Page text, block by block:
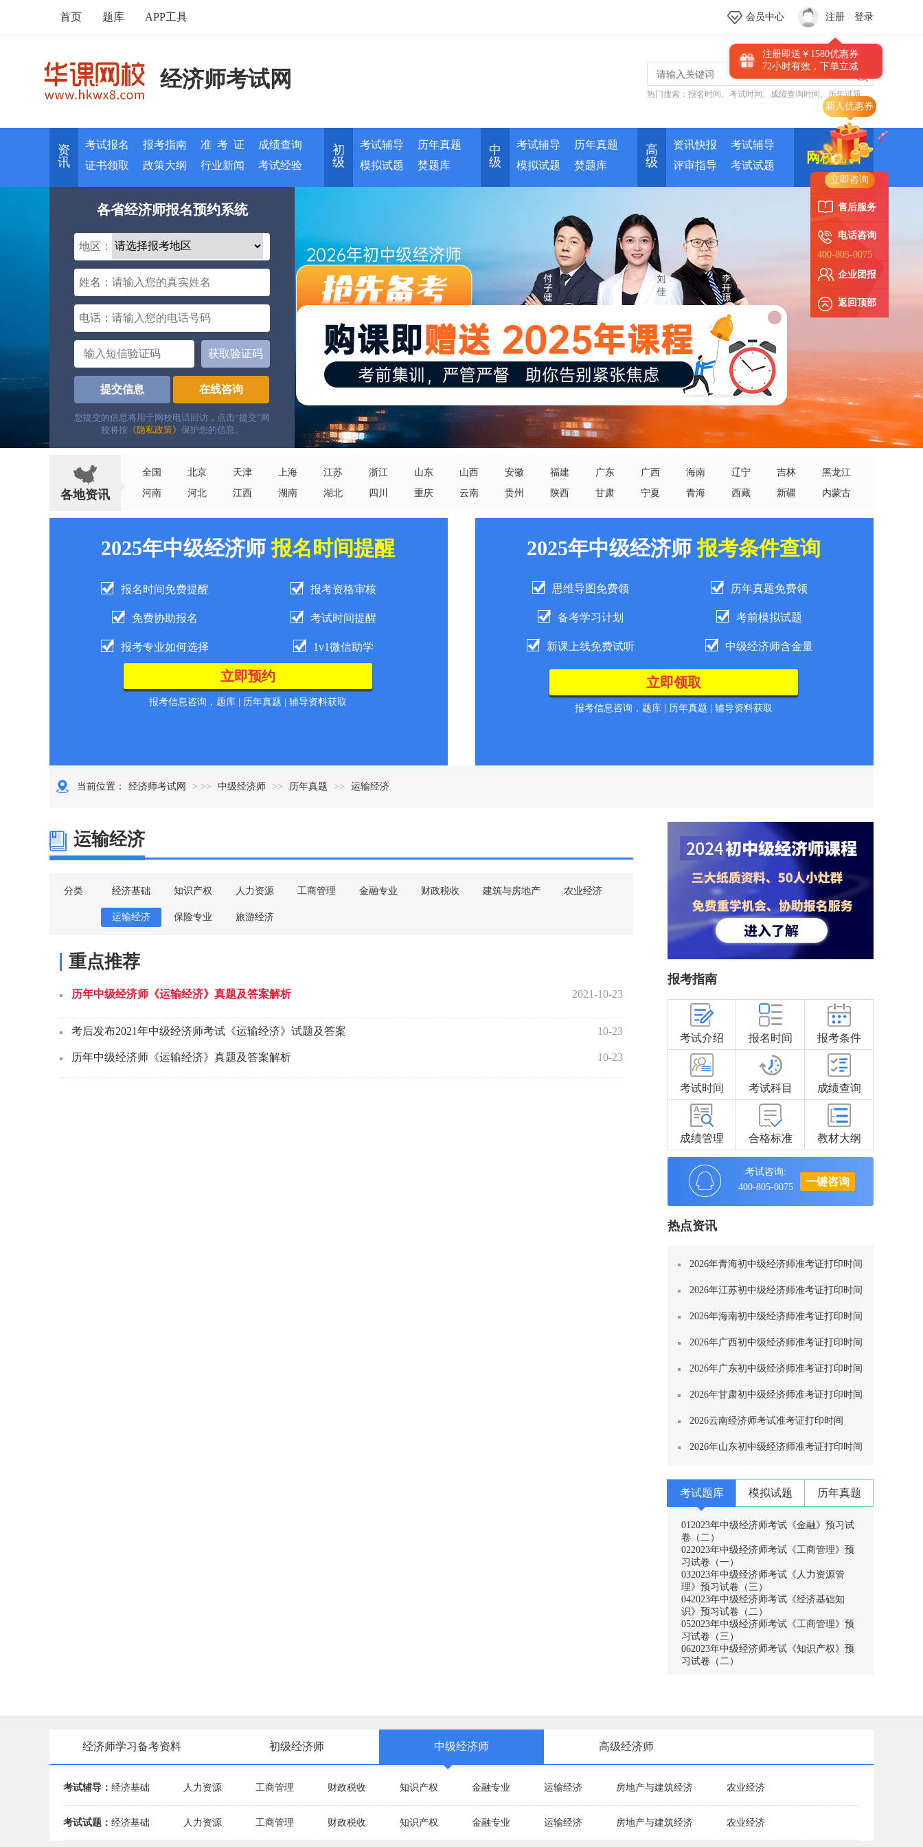
新人优惠券
立即咨询
售后服务
电话咨询
400-805-0075
企业团报
返回顶部
首页 题库 APP工具 会员中心 注册 / 登录
注册即送￥1580优惠券
72小时有效，下单立减
经济师考试网
热门搜索： 报名时间 、 考试时间 、 成绩查询时间 、 历年试题
资
讯
考试报名 报考指南 准 考 证
成绩查询
证书领取
政策大纲 行业新闻 考试经验
初
级
考试辅导
历年真题
模拟试题
焚题库
中
级
考试辅导
历年真题
模拟试题
焚题库
高
级
资讯快报
考试辅导
评审指导
考试试题
网校培训
各省经济师报名预约系统
地区：
姓名：
电话：
获取验证码
提交信息 在线咨询
您提交的信息将用于网校电话回访，点击“提交”网
校将按 《隐私政策》 保护您的信息。
各地资讯
全国 北京 天津 上海 江苏 浙江 山东 山西 安徽 福建 广东 广西 海南 辽宁 吉林
黑龙江
河南
河北 江西 湖南 湖北 四川 重庆 云南 贵州 陕西 甘肃 宁夏 青海 西藏 新疆 内蒙古
2025年中级经济师报名时间提醒
报名时间免费提醒 报考资格审核
免费协助报名 考试时间提醒
报考专业如何选择 1v1微信助学
报考信息咨询，题库 | 历年真题 | 辅导资料获取
2025年中级经济师报考条件查询
思维导图免费领 历年真题免费领
备考学习计划 考前模拟试题
新课上线免费试听 中级经济师含金量
报考信息咨询，题库 | 历年真题 | 辅导资料获取
当前位置： 经济师考试网 > >> 中级经济师 >> 历年真题 >> 运输经济
运输经济
分类 经济基础 知识产权 人力资源 工商管理 金融专业 财政税收 建筑与房地产 农业经济
运输经济 保险专业 旅游经济
重点推荐
历年中级经济师《运输经济》真题及答案解析 2021-10-23
考后发布2021年中级经济师考试《运输经济》试题及答案 10-23
历年中级经济师《运输经济》真题及答案解析 10-23
报考指南
考试介绍 报名时间 报考条件
考试时间 考试科目 成绩查询
成绩管理 合格标准 教材大纲
考试咨询:
400-805-0075
一键咨询
热点资讯
2026年青海初中级经济师准考证打印时间
2026年江苏初中级经济师准考证打印时间
2026年海南初中级经济师准考证打印时间
2026年广西初中级经济师准考证打印时间
2026年广东初中级经济师准考证打印时间
2026年甘肃初中级经济师准考证打印时间
2026云南经济师考试准考证打印时间
2026年山东初中级经济师准考证打印时间
考试题库 模拟试题 历年真题
012023年中级经济师考试《金融》预习试
卷（二）
022023年中级经济师考试《工商管理》预
习试卷（一）
032023年中级经济师考试《人力资源管
理》预习试卷（三）
042023年中级经济师考试《经济基础知
识》预习试卷（二）
052023年中级经济师考试《工商管理》预
习试卷（三）
062023年中级经济师考试《知识产权》预
习试卷（二）
经济师学习备考资料 初级经济师 中级经济师 高级经济师
考试辅导： 经济基础 人力资源 工商管理 财政税收 知识产权 金融专业 运输经济 房地产与建筑经济 农业经济
考试试题： 经济基础 人力资源 工商管理 财政税收 知识产权 金融专业 运输经济 房地产与建筑经济 农业经济